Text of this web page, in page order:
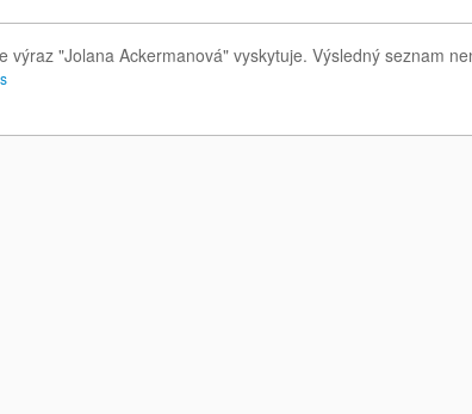
"Jolana Ackermanová" vyskytuje. Výsledný seznam